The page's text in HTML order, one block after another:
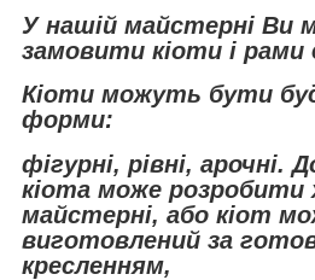
У нашій майстерні Ви
замовити кіоти і рами
Кіоти можуть бути
форми:
фігурні, рівні, арочні.
кіота може розробити
майстерні, або кіот
виготовлений за
кресленням,